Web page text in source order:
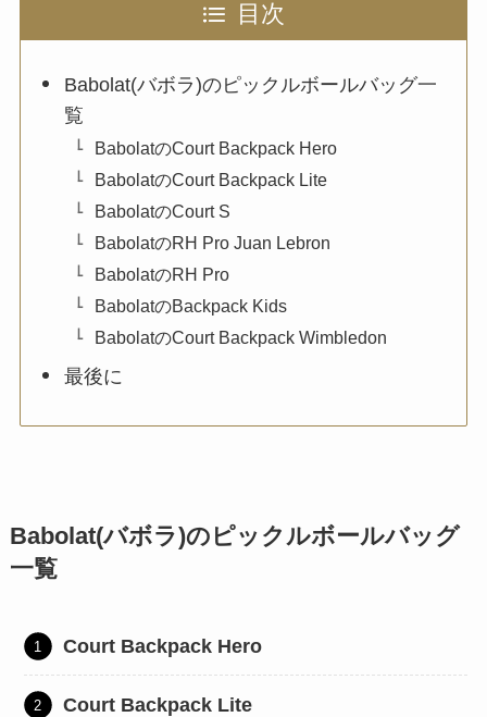
目次
Babolat(バボラ)のピックルボールバッグ一
覧
BabolatのCourt Backpack Hero
BabolatのCourt Backpack Lite
BabolatのCourt S
BabolatのRH Pro Juan Lebron
BabolatのRH Pro
BabolatのBackpack Kids
BabolatのCourt Backpack Wimbledon
最後に
Babolat(バボラ)のピックルボールバッグ
一覧
Court Backpack Hero
Court Backpack Lite